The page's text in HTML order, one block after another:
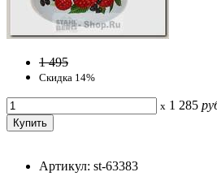
1 495
Скидка 14%
x 1 285
Артикул: st-63383